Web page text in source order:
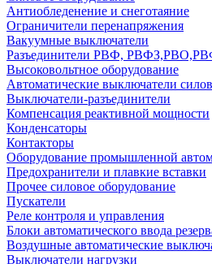
Антиобледенение и снеготаяние
Ограничители перенапряжения
Вакуумные выключатели
Разъединители РВФ,
Высоковольтное оборудование
Автоматические выключатели
Выключатели-разъединители
Компенсация реактивной мощности
Конденсаторы
Контакторы
Оборудование промышленной
Предохранители и плавкие вставки
Прочее силовое оборудование
Пускатели
Реле контроля и управления
Блоки автоматического ввода
Воздушные автоматические
Выключатели нагрузки